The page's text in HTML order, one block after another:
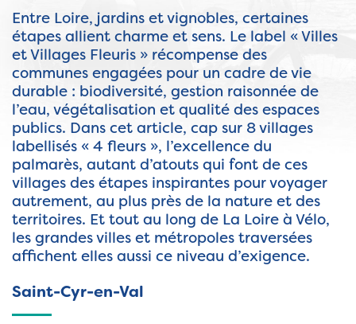
Entre Loire, jardins et vignobles, certaines
étapes allient charme et sens. Le label « Villes
et Villages Fleuris » récompense des
communes engagées pour un cadre de vie
durable : biodiversité, gestion raisonnée de
l’eau, végétalisation et qualité des espaces
publics. Dans cet article, cap sur 8 villages
labellisés « 4 fleurs », l’excellence du
palmarès, autant d’atouts qui font de ces
villages des étapes inspirantes pour voyager
autrement, au plus près de la nature et des
territoires. Et tout au long de La Loire à Vélo,
les grandes villes et métropoles traversées
affichent elles aussi ce niveau d’exigence.
Saint-Cyr-en-Val